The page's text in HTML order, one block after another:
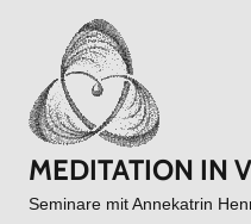
springen
MEDITATION IN
Seminare mit Annekatrin